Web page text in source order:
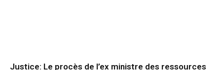
Justice: Le procès de l’ex ministre des ressources